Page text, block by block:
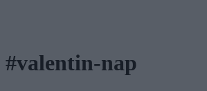
#valentin-nap